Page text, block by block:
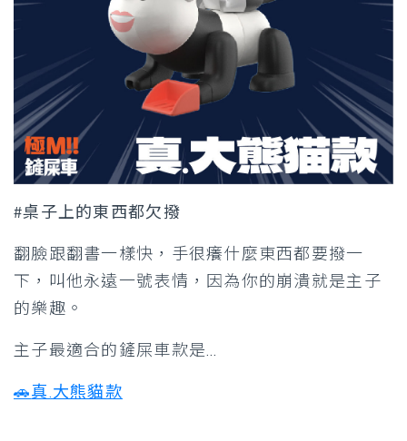
#桌子上的東西都欠撥
翻臉跟翻書一樣快，手很癢什麼東西都要撥一
下，叫他永遠一號表情，因為你的崩潰就是主子
的樂趣。
主子最適合的鏟屎車款是…
🚗真.大熊貓款